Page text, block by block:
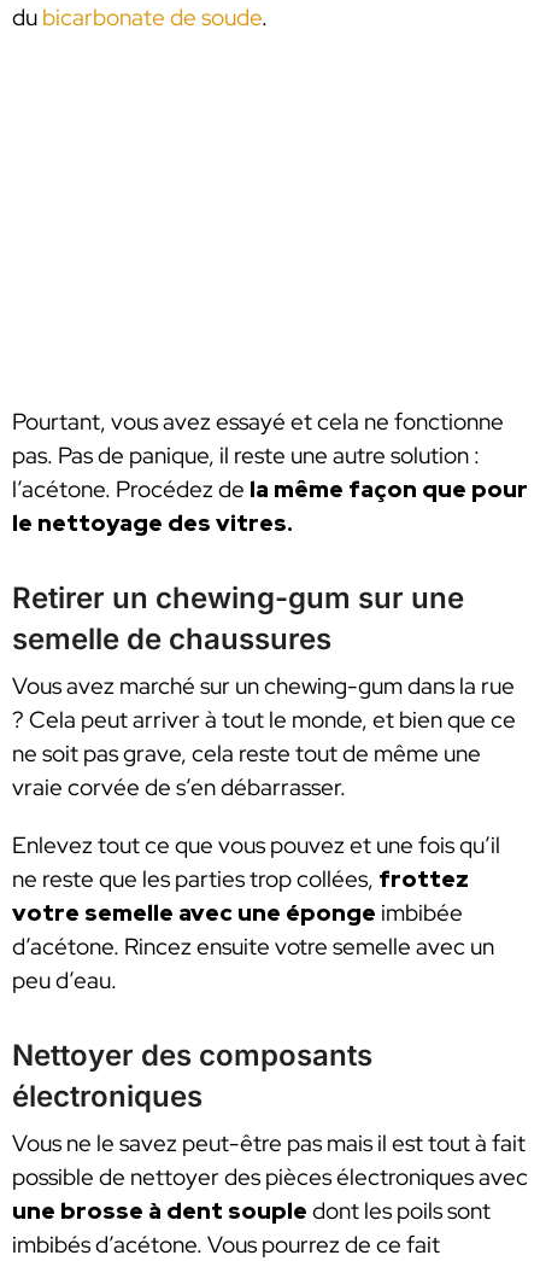
du bicarbonate de soude.
Pourtant, vous avez essayé et cela ne fonctionne
pas. Pas de panique, il reste une autre solution :
l’acétone. Procédez de la même façon que pour
le nettoyage des vitres.
Retirer un chewing-gum sur une
semelle de chaussures
Vous avez marché sur un chewing-gum dans la rue
? Cela peut arriver à tout le monde, et bien que ce
ne soit pas grave, cela reste tout de même une
vraie corvée de s’en débarrasser.
Enlevez tout ce que vous pouvez et une fois qu’il
ne reste que les parties trop collées, frottez
votre semelle avec une éponge imbibée
d’acétone. Rincez ensuite votre semelle avec un
peu d’eau.
Nettoyer des composants
électroniques
Vous ne le savez peut-être pas mais il est tout à fait
possible de nettoyer des pièces électroniques avec
une brosse à dent souple dont les poils sont
imbibés d’acétone. Vous pourrez de ce fait